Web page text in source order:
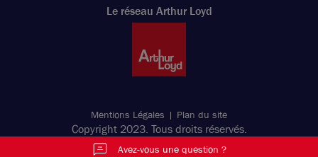
Le réseau Arthur Loyd
Mentions Légales Plan du site
Copyright 2023. Tous droits réservés.
Avez-vous une question ?